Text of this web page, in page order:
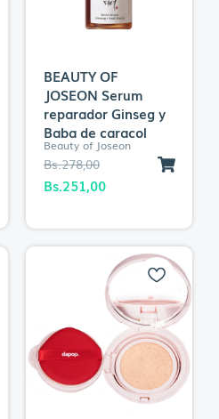
BEAUTY OF
JOSEON Serum
reparador Ginseg y
Baba de caracol
Beauty of Joseon
Bs.278,00
El
precio
Bs.278,00.
Bs.251,00precio
Bs.251,00.